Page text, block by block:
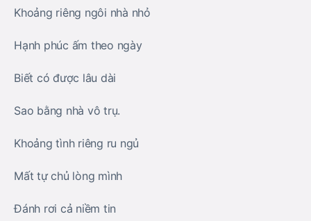
Khoảng riêng ngôi nhà nhỏ
Hạnh phúc ấm theo ngày
Biết có được lâu dài
Sao bằng nhà vô trụ.
Khoảng tình riêng ru ngủ
Mất tự chủ lòng mình
Đánh rơi cả niềm tin